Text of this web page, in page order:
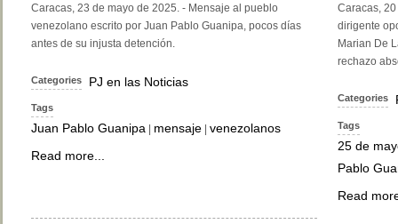
Caracas, 23 de mayo de 2025. - Mensaje al pueblo
venezolano escrito por Juan Pablo Guanipa, pocos días
antes de su injusta detención.
Categories PJ en las Noticias
Tags
Juan Pablo Guanipa | mensaje | venezolanos
Read more...
Caracas,
dirigente
Marian De
rechazo
Categories
Tags
25 de
Pablo
Read